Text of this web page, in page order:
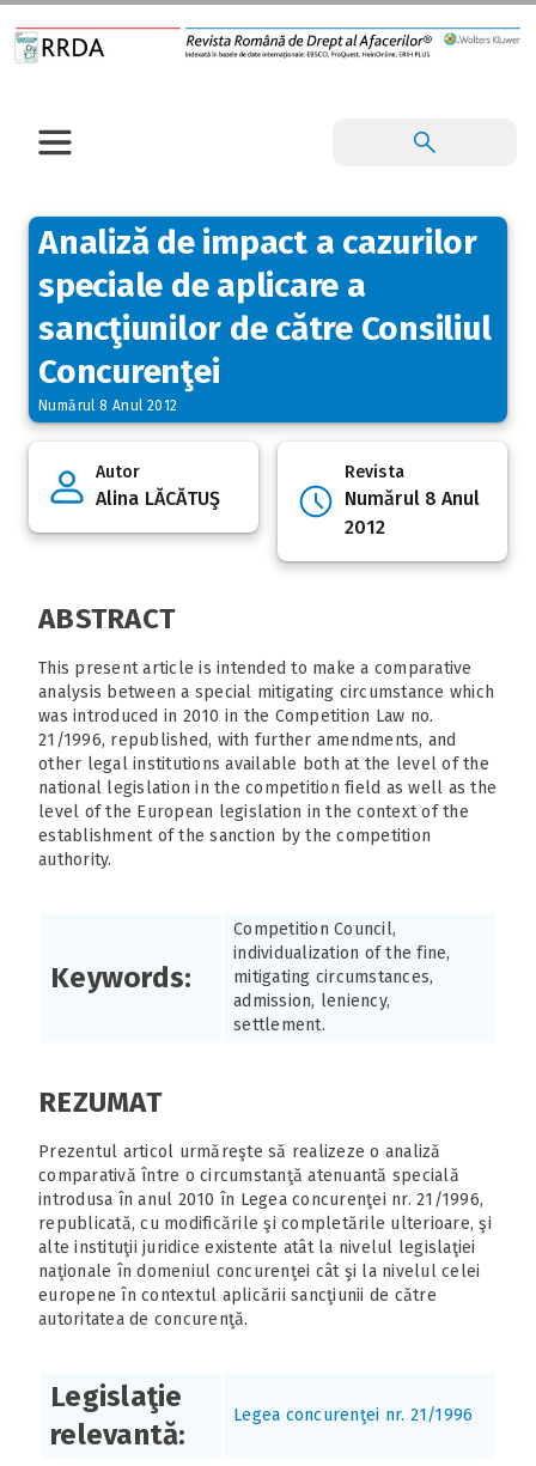
Analiză de impact a cazurilor
speciale de aplicare a
sancţiunilor de către Consiliul
Concurenţei
Numărul 8 Anul 2012
Autor
Alina LĂCĂTUŞ
Revista
Numărul 8 Anul
2012
ABSTRACT
This present article is intended to make a comparative
analysis between a special mitigating circumstance which
was introduced in 2010 in the Competition Law no.
21/1996, republished, with further amendments, and
other legal institutions available both at the level of the
national legislation in the competition field as well as the
level of the European legislation in the context of the
establishment of the sanction by the competition
authority.
Keywords:
Competition Council,
individualization of the fine,
mitigating circumstances,
admission, leniency,
settlement.
REZUMAT
Prezentul articol urmăreşte să realizeze o analiză
comparativă între o circumstanţă atenuantă specială
introdusa în anul 2010 în Legea concurenţei nr. 21/1996,
republicată, cu modificările şi completările ulterioare, şi
alte instituţii juridice existente atât la nivelul legislaţiei
naţionale în domeniul concurenţei cât şi la nivelul celei
europene în contextul aplicării sancţiunii de către
autoritatea de concurenţă.
Legislaţie
relevantă:
Legea concurenţei nr. 21/1996